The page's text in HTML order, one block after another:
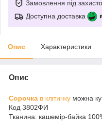
Замовлення під
Доступна доставка
Опис Характеристики
Опис
Сорочка в клітинку можна
Код 3802ФИ
Тканина: кашемір-байка